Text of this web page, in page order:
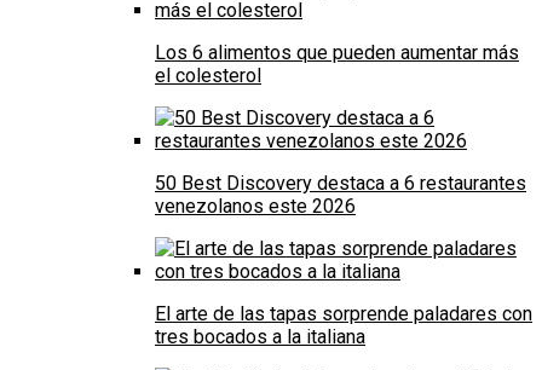
Los 6 alimentos que pueden aumentar más
el colesterol
50 Best Discovery destaca a 6 restaurantes
venezolanos este 2026
El arte de las tapas sorprende paladares con
tres bocados a la italiana